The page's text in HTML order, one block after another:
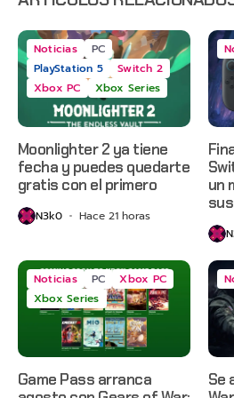
Noticias
PC
PlayStation 5
Switch 2
Xbox PC
Xbox Series
Moonlighter 2 ya tiene
fecha y puedes quedarte
gratis con el primero
N3k0 Hace 21 horas
un
Noticias PC
Xbox PC
Xbox Series
Game Pass arranca
Se